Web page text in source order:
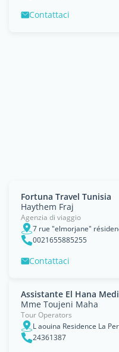
Contattaci
Fortuna Travel Tunisia
Haythem Fraj
Agenzia di viaggio
0021655885255
Contattaci
Assistante El Hana
Mme Toujeni Maha
Tour Operators
L aouina Residence La
24361387